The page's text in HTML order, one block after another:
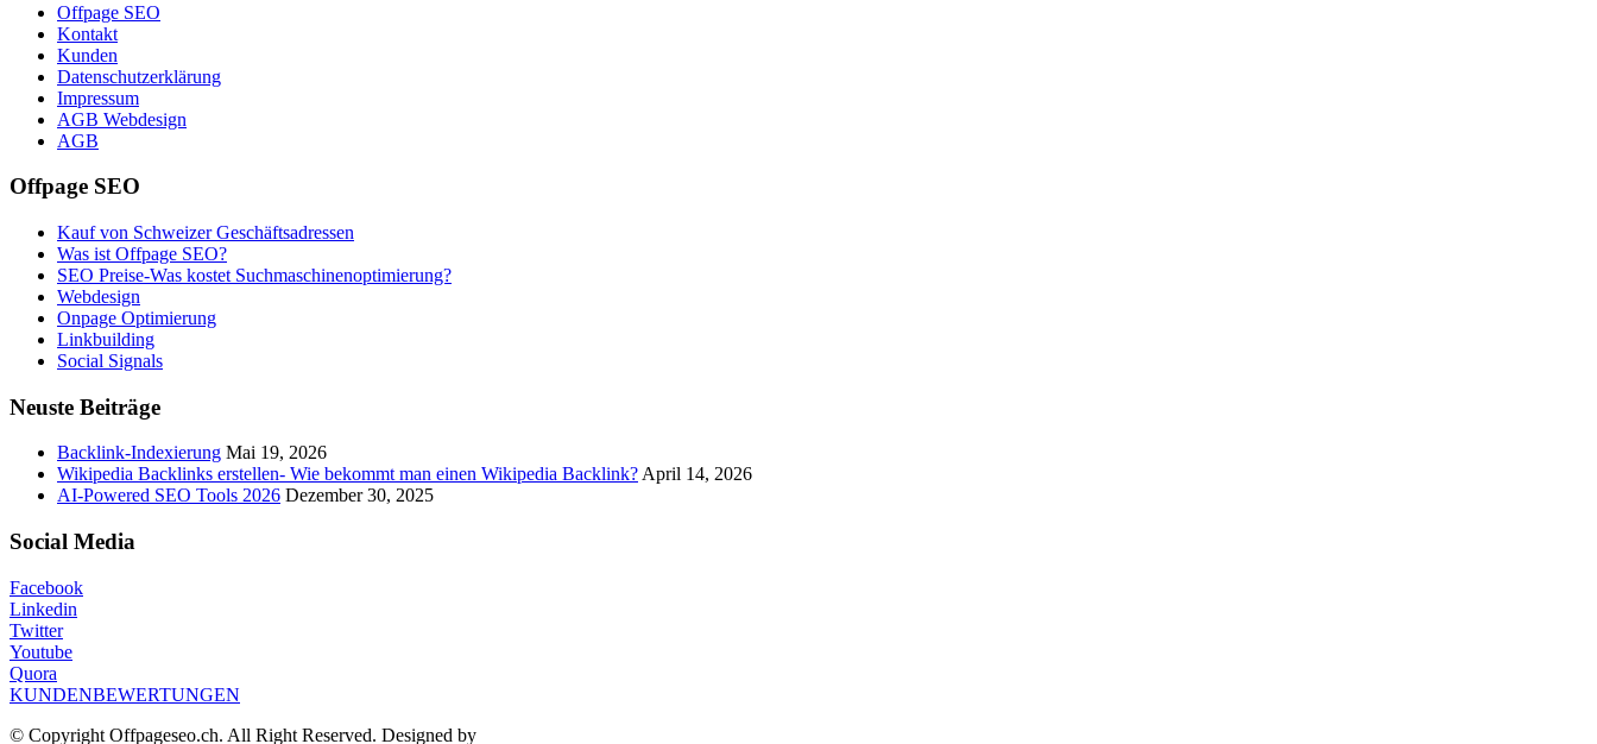
Offpage SEO
Kontakt
Kunden
Datenschutzerklärung
Impressum
AGB Webdesign
AGB
Offpage SEO
Kauf von Schweizer Geschäftsadressen
Was ist Offpage SEO?
SEO Preise-Was kostet Suchmaschinenoptimierung?
Webdesign
Onpage Optimierung
Linkbuilding
Social Signals
Neuste Beiträge
Backlink-Indexierung Mai 19, 2026
Wikipedia Backlinks erstellen- Wie bekommt man einen Wikipedia Backlink? April 14, 2026
AI-Powered SEO Tools 2026 Dezember 30, 2025
Social Media
Facebook
Linkedin
Twitter
Youtube
Quora
KUNDENBEWERTUNGEN
© Copyright Offpageseo.ch. All Right Reserved. Designed by